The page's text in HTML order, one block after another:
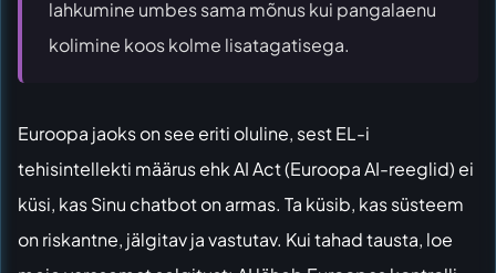
lahkumine umbes sama mõnus kui pangalaenu
kolimine koos kolme lisatagatisega.
Euroopa jaoks on see eriti oluline, sest EL-i
tehisintellekti määrus ehk AI Act (Euroopa AI-reeglid) ei
küsi, kas Sinu chatbot on armas. Ta küsib, kas süsteem
on riskantne, jälgitav ja vastutav. Kui tahad tausta, loe